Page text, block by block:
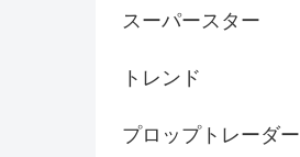
スーパースター
トレンド
プロップトレーダー